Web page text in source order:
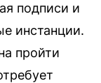
подписи и
инстанции.
пройти